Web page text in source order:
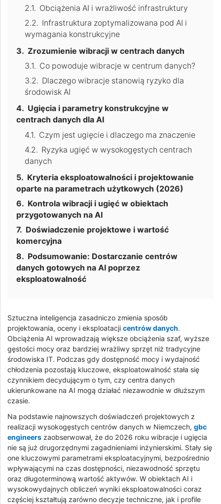
Obciążenia AI i wrażliwość infrastruktury
Infrastruktura zoptymalizowana pod AI i
wymagania konstrukcyjne
Zrozumienie wibracji w centrach danych
Co powoduje wibracje w centrum danych?
Dlaczego wibracje stanowią ryzyko dla
środowisk AI
Ugięcia i parametry konstrukcyjne w
centrach danych dla AI
Czym jest ugięcie i dlaczego ma znaczenie
Ryzyka ugięć w wysokogęstych centrach
danych
Kryteria eksploatowalności i projektowanie
oparte na parametrach użytkowych (2026)
Kontrola wibracji i ugięć w obiektach
przygotowanych na AI
Doświadczenie projektowe i wartość
komercyjna
Podsumowanie: Dostarczanie centrów
danych gotowych na AI poprzez
eksploatowalność
Sztuczna inteligencja zasadniczo zmienia sposób
projektowania, oceny i eksploatacji centrów danych.
Obciążenia AI wprowadzają większe obciążenia szaf, wyższe
gęstości mocy oraz bardziej wrażliwy sprzęt niż tradycyjne
środowiska IT. Podczas gdy dostępność mocy i wydajność
chłodzenia pozostają kluczowe, eksploatowalność stała się
czynnikiem decydującym o tym, czy centra danych
ukierunkowane na AI mogą działać niezawodnie w dłuższym
czasie.
Na podstawie najnowszych doświadczeń projektowych z
realizacji wysokogęstych centrów danych w Niemczech, gbc
engineers zaobserwował, że do 2026 roku wibracje i ugięcia
nie są już drugorzędnymi zagadnieniami inżynierskimi. Stały się
one kluczowymi parametrami eksploatacyjnymi, bezpośrednio
wpływającymi na czas dostępności, niezawodność sprzętu
oraz długoterminową wartość aktywów. W obiektach AI i
wysokowydajnych obliczeń wyniki eksploatowalności coraz
częściej kształtują zarówno decyzje techniczne, jak i profile